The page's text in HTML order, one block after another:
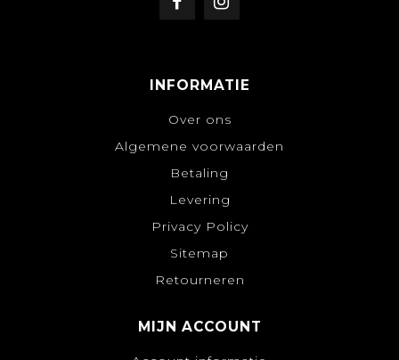
INFORMATIE
Over ons
Algemene voorwaarden
Betaling
Levering
Privacy Policy
Sitemap
Retourneren
MIJN ACCOUNT